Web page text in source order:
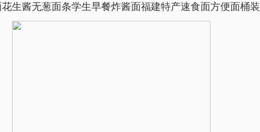
生酱无葱面条学生早餐炸酱面福建特产速食面方便面桶装